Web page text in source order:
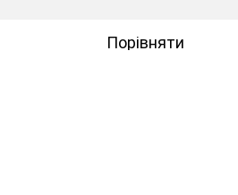
Порівняти